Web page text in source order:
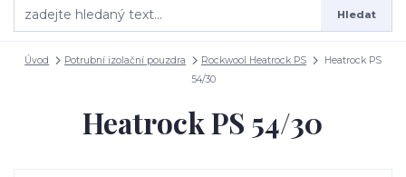
Hledat
Úvod Potrubní izolační pouzdra Rockwool Heatrock PS
Heatrock PS
54/30
Heatrock PS 54/30